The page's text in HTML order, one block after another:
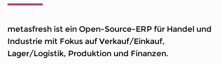
metasfresh ist ein Open-Source-ERP für Handel und
Industrie mit Fokus auf Verkauf/Einkauf,
Lager/Logistik, Produktion und Finanzen.